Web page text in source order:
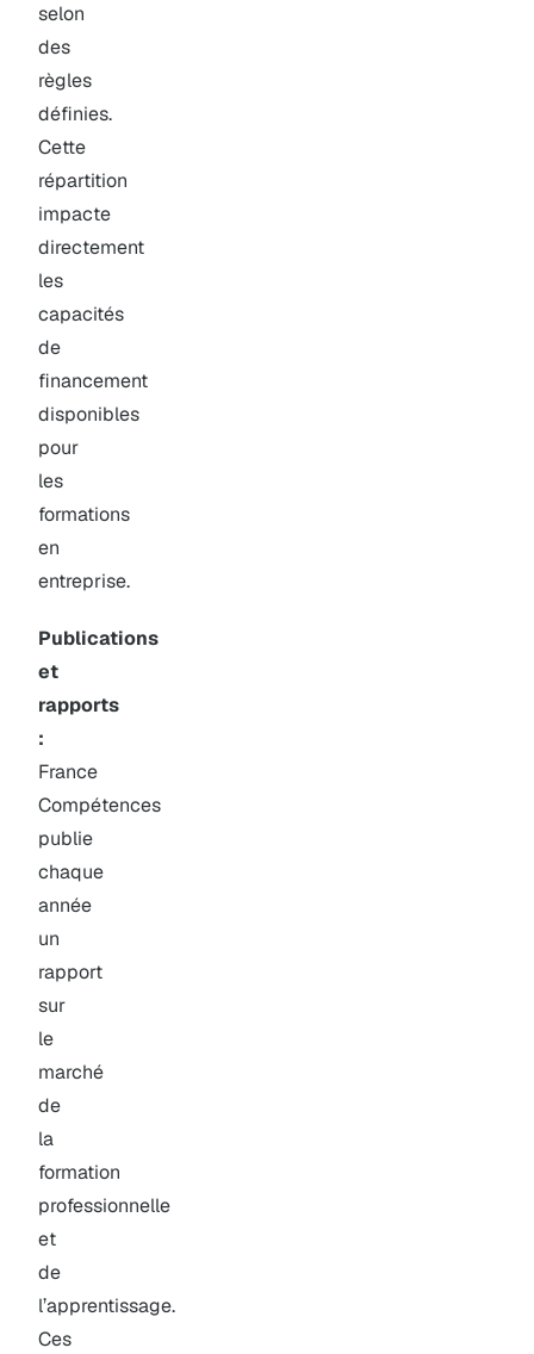
selon
des
règles
définies.
Cette
répartition
impacte
directement
les
capacités
de
financement
disponibles
pour
les
formations
en
entreprise.
Publications
et
rapports
:
France
Compétences
publie
chaque
année
un
rapport
sur
le
marché
de
la
formation
professionnelle
et
de
l’apprentissage.
Ces